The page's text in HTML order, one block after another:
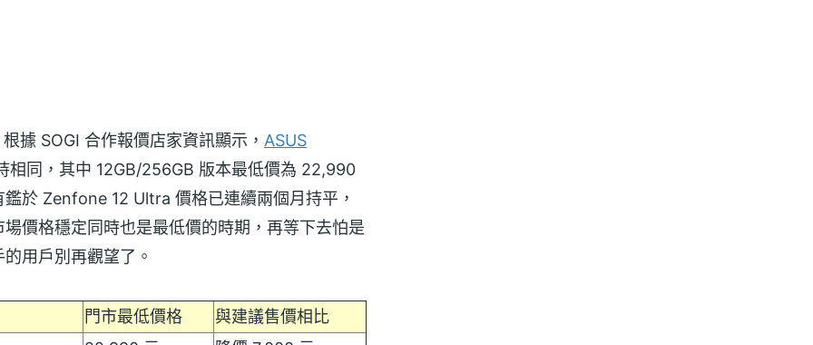
據 SOGI 合作報價店家資訊顯示， ASUS
相同，其中 12GB/256GB 版本最低價為 22,990
於 Zenfone 12 Ultra 價格已連續兩個月持平，
價格穩定同時也是最低價的時期，再等下去怕是
用戶別再觀望了。
門市最低價格
與建議售價相比